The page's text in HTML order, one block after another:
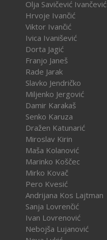
Olja Savičević Ivančević
Hrvoje Ivančić
Viktor Ivančić
Ivica Ivanišević
Dorta Jagić
Franjo Janeš
Rade Jarak
Slavko Jendričko
Miljenko Jergović
Damir Karakaš
Senko Karuza
Dražen Katunarić
Miroslav Kirin
Maša Kolanović
Marinko Koščec
Mirko Kovač
Pero Kvesić
Andrijana Kos Lajtman
Sanja Lovrenčić
Ivan Lovrenović
Nebojša Lujanović